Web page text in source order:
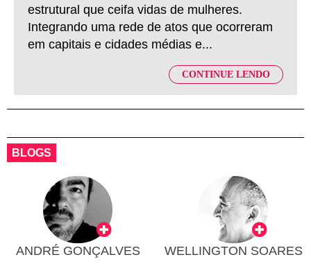
estrutural que ceifa vidas de mulheres.
Integrando uma rede de atos que ocorreram
em capitais e cidades médias e...
CONTINUE LENDO
BLOGS
ANDRÉ GONÇALVES WELLINGTON SOARES